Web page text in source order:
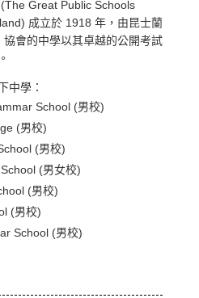
Great Public Schools
成立於 1918 年，由昆士蘭
協會的中學以其卓越的公開考試
中學：
School (男校)
(男校)
(男校)
(男女校)
(男校)
(男校)
School (男校)